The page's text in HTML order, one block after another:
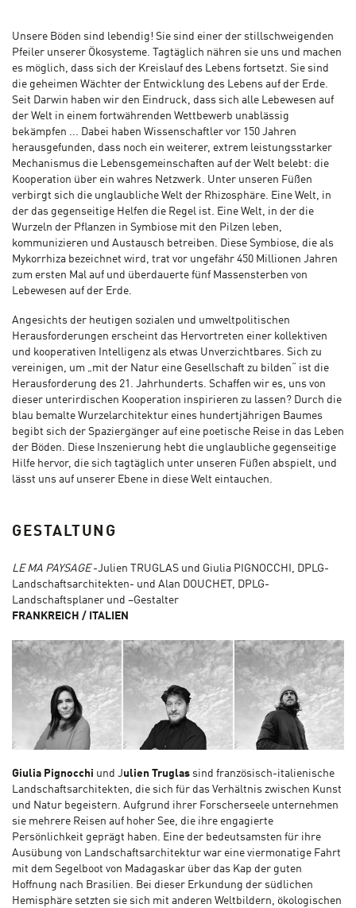
Unsere Böden sind lebendig! Sie sind einer der stillschweigenden
Pfeiler unserer Ökosysteme. Tagtäglich nähren sie uns und machen
es möglich, dass sich der Kreislauf des Lebens fortsetzt. Sie sind
die geheimen Wächter der Entwicklung des Lebens auf der Erde.
Seit Darwin haben wir den Eindruck, dass sich alle Lebewesen auf
der Welt in einem fortwährenden Wettbewerb unablässig
bekämpfen ... Dabei haben Wissenschaftler vor 150 Jahren
herausgefunden, dass noch ein weiterer, extrem leistungsstarker
Mechanismus die Lebensgemeinschaften auf der Welt belebt: die
Kooperation über ein wahres Netzwerk. Unter unseren Füßen
verbirgt sich die unglaubliche Welt der Rhizosphäre. Eine Welt, in
der das gegenseitige Helfen die Regel ist. Eine Welt, in der die
Wurzeln der Pflanzen in Symbiose mit den Pilzen leben,
kommunizieren und Austausch betreiben. Diese Symbiose, die als
Mykorrhiza bezeichnet wird, trat vor ungefähr 450 Millionen Jahren
zum ersten Mal auf und überdauerte fünf Massensterben von
Lebewesen auf der Erde.
Angesichts der heutigen sozialen und umweltpolitischen
Herausforderungen erscheint das Hervortreten einer kollektiven
und kooperativen Intelligenz als etwas Unverzichtbares. Sich zu
vereinigen, um „mit der Natur eine Gesellschaft zu bilden“ ist die
Herausforderung des 21. Jahrhunderts. Schaffen wir es, uns von
dieser unterirdischen Kooperation inspirieren zu lassen? Durch die
blau bemalte Wurzelarchitektur eines hundertjährigen Baumes
begibt sich der Spaziergänger auf eine poetische Reise in das Leben
der Böden. Diese Inszenierung hebt die unglaubliche gegenseitige
Hilfe hervor, die sich tagtäglich unter unseren Füßen abspielt, und
lässt uns auf unserer Ebene in diese Welt eintauchen.
GESTALTUNG
LE MA PAYSAGE -Julien TRUGLAS und Giulia PIGNOCCHI, DPLG-
Landschaftsarchitekten- und Alan DOUCHET, DPLG-
Landschaftsplaner und –Gestalter
FRANKREICH / ITALIEN
Giulia Pignocchi und Julien Truglas sind französisch-italienische
Landschaftsarchitekten, die sich für das Verhältnis zwischen Kunst
und Natur begeistern. Aufgrund ihrer Forscherseele unternehmen
sie mehrere Reisen auf hoher See, die ihre engagierte
Persönlichkeit geprägt haben. Eine der bedeutsamsten für ihre
Ausübung von Landschaftsarchitektur war eine viermonatige Fahrt
mit dem Segelboot von Madagaskar über das Kap der guten
Hoffnung nach Brasilien. Bei dieser Erkundung der südlichen
Hemisphäre setzten sie sich mit anderen Weltbildern, ökologischen